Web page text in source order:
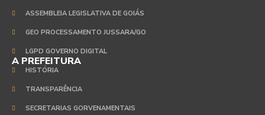
ASSEMBLEIA LEGISLATIVA DE GOIÁS
GEO PROCESSAMENTO JUSSARA/GO
LGPD GOVERNO DIGITAL
A PREFEITURA
HISTÓRIA
TRANSPARÊNCIA
SECRETARIAS GORVENAMENTAIS